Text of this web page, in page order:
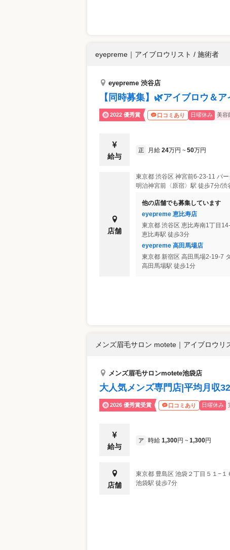
eyepreme ｜ アイブロウリスト / 施術者
eyepreme 渋谷店
【同時募集】🌿アイブロウ＆
2022 優秀賞 口コミあり 日曜休み 美容
給与
正 月給 24万円 ~ 50万円
店舗
東京都 渋谷区 神宮前6-23-11 パ
明治神宮前〈原宿〉駅 徒歩7分/渋
他の店舗でも募集しています
eyepreme 恵比寿店
東京都 渋谷区 恵比寿南1丁目
恵比寿駅 徒歩3分
eyepreme 高田馬場店
東京都 新宿区 高田馬場2-19-7
高田馬場駅 徒歩1分
メンズ眉毛サロン motete ｜ アイブロウリ
メンズ眉毛サロンmotete池袋店
大人気メンズ専門店|平均月収
2026 優秀賞受賞 口コミあり 日曜休み
給与
ア 時給 1,300円 ~ 1,300円
店舗
東京都 豊島区 池袋２丁目５１−１
池袋駅 徒歩7分